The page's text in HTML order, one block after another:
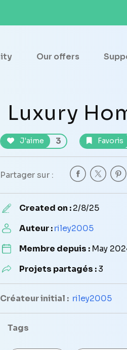
Our offers
Luxury
J'aime 3 Favoris
Partager sur :
Created on :2/8/25
Auteur :riley2005
Membre depuis : May
Projets partagés :3
Créateur initial : riley2005
Tags